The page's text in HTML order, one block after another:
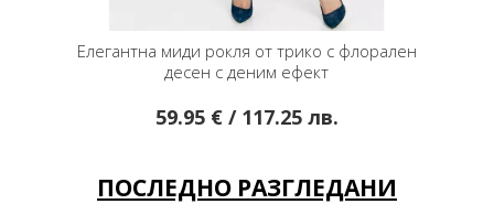
Елегантна миди рокля от трико с флорален
десен с деним ефект
59.95 € / 117.25 лв.
ПОСЛЕДНО РАЗГЛЕДАНИ